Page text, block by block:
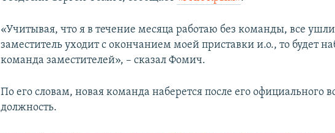
«Учитывая, что я в течение месяца работаю без команды, все
заместитель уходит с окончанием моей приставки и.о., то будет
команда заместителей», – сказал Фомич.
По его словам, новая команда наберется после его официального
должность.